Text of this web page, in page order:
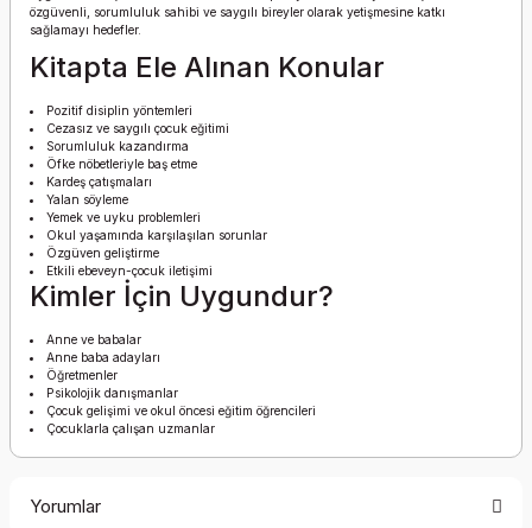
özgüvenli, sorumluluk sahibi ve saygılı bireyler olarak yetişmesine katkı
sağlamayı hedefler.
Kitapta Ele Alınan Konular
Pozitif disiplin yöntemleri
Cezasız ve saygılı çocuk eğitimi
Sorumluluk kazandırma
Öfke nöbetleriyle baş etme
Kardeş çatışmaları
Yalan söyleme
Yemek ve uyku problemleri
Okul yaşamında karşılaşılan sorunlar
Özgüven geliştirme
Etkili ebeveyn-çocuk iletişimi
Kimler İçin Uygundur?
Anne ve babalar
Anne baba adayları
Öğretmenler
Psikolojik danışmanlar
Çocuk gelişimi ve okul öncesi eğitim öğrencileri
Çocuklarla çalışan uzmanlar
Yorumlar